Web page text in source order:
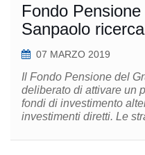
Fondo
Sanpaolo
07 MARZO 2019
Il Fondo Pensione del
deliberato di attivare un
fondi di investimento
investimenti diretti. Le